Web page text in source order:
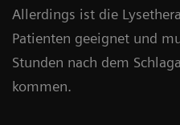
Allerdings ist die
Patienten geeignet und
Stunden nach dem
kommen.